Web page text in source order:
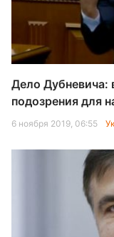
Дело Дубневича:
подозрения для
6 ноября 2019, 06:55